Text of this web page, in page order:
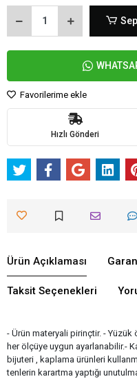
Favorilerime ekle
Hızlı Gönderi
Ürün Açıklaması
Taksit Seçenekleri
- Ürün materyali pirinçtir. -
her ölçüye uygun ayarlanabilir.-
bijuteri , kaplama ürünleri
tenlerin karartma yaptığı